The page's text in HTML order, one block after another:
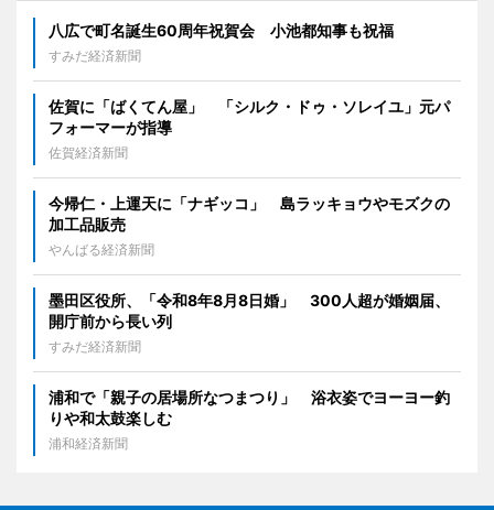
八広で町名誕生60周年祝賀会 小池都知事も祝福
すみだ経済新聞
佐賀に「ばくてん屋」 「シルク・ドゥ・ソレイユ」元パ
フォーマーが指導
佐賀経済新聞
今帰仁・上運天に「ナギッコ」 島ラッキョウやモズクの
加工品販売
やんばる経済新聞
墨田区役所、「令和8年8月8日婚」 300人超が婚姻届、
開庁前から長い列
すみだ経済新聞
浦和で「親子の居場所なつまつり」 浴衣姿でヨーヨー釣
りや和太鼓楽しむ
浦和経済新聞